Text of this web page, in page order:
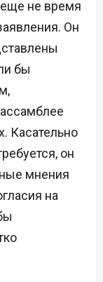
не время
Он
бы
Касательно
он
мнения
на